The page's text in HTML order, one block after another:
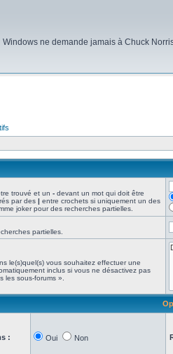
Windows ne demande jamais à Chuck
trouvé et un - devant un mot qui doit être
par des | entre crochets si uniquement un des
joker pour des recherches partielles.
partielles.
le(s)quel(s) vous souhaitez effectuer une
inclus si vous ne désactivez pas
les sous-forums ».
: Oui Non